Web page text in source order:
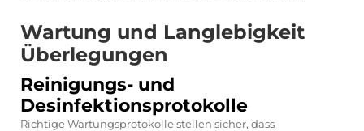
Wartung und Langlebigkeit
Überlegungen
Reinigungs- und
Desinfektionsprotokolle
Richtige Wartungsprotokolle stellen sicher, dass